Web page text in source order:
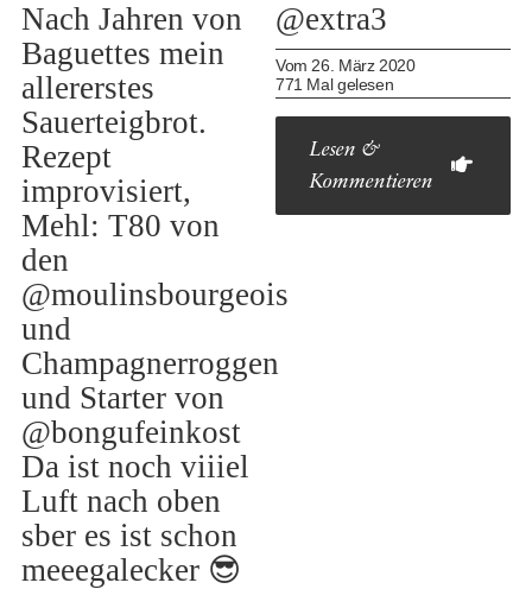
Nach Jahren von
Baguettes mein
allererstes
Sauerteigbrot.
Rezept
improvisiert,
Mehl: T80 von
den
@moulinsbourgeois
und
Champagnerroggen
und Starter von
@bongufeinkost
Da ist noch viiiel
Luft nach oben
sber es ist schon
meeegalecker 😎
@extra3
Vom 26. März 2020
771 Mal gelesen
Lesen &
Kommentieren